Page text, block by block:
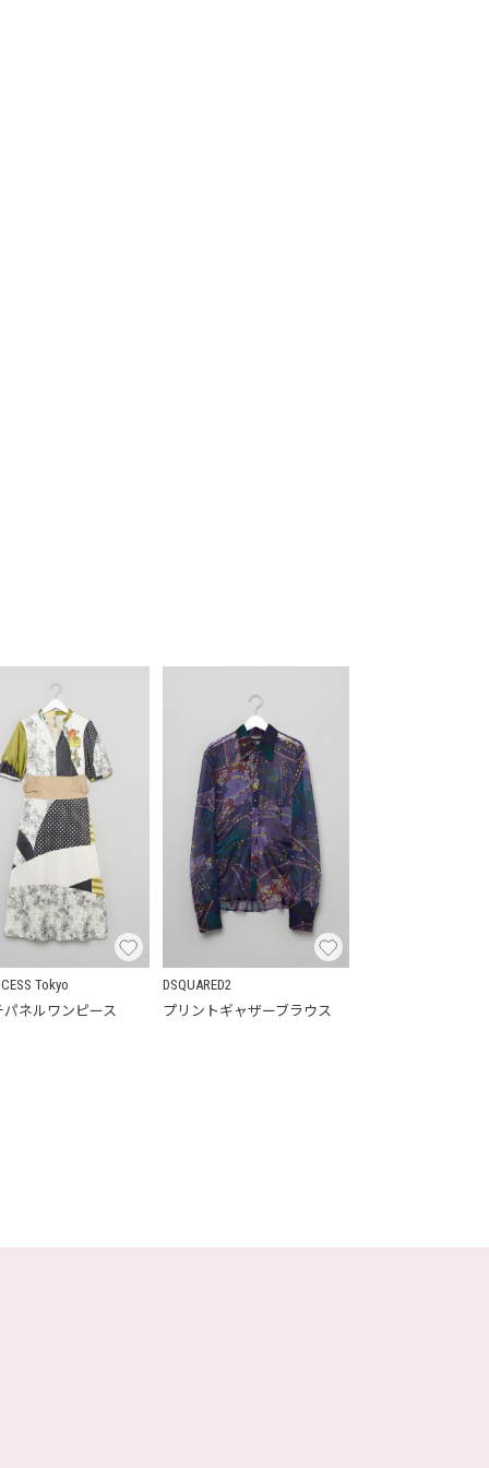
Tokyo
ネルワンピース
DSQUARED2
プリントギャザーブラウス